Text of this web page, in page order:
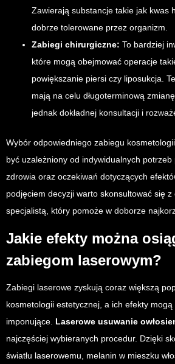
Zawierają substancje takie jak kwas
dobrze tolerowane przez organizm.
Zabiegi chirurgiczne: To bardziej
które mogą obejmować operacje
powiększanie piersi czy liposukcja.
mają na celu długoterminową
jednak dokładnej konsultacji i
Wybór odpowiedniego zabiegu
być uzależniony od indywidualnych
zdrowia oraz oczekiwań dotyczących
podjęciem decyzji warto skonsultować się z
specjalistą, który pomoże w doborze
Jakie efekty można
zabiegom laserowym?
Zabiegi laserowe zyskują coraz większą
kosmetologii estetycznej, a ich efekty
imponujące. Laserowe usuwanie
najczęściej wybieranych procedur. Dzięki
światłu laserowemu, melanin w mieszku